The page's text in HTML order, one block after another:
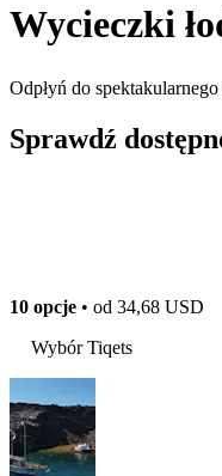
Wycieczki
Odpłyń do
Sprawdź
10 opcje • od 34,68 USD
Wybór Tiqets